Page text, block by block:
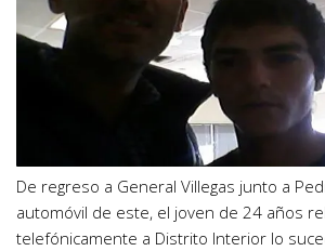
De regreso a General Villegas junto a
automóvil de este, el joven de 24 años
telefónicamente a Distrito Interior lo